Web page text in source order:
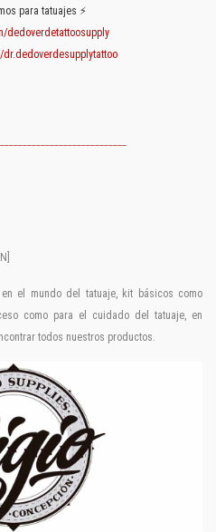
para tatuajes ⚡️
dedoverdetattoosupply
el mundo del tatuaje, kit básicos como
como para el cuidado del tatuaje, en
todos nuestros productos.